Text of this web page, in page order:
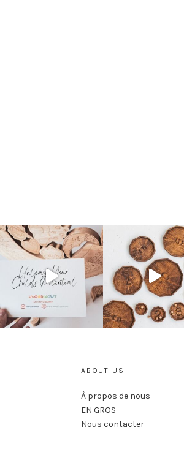
ABOUT US
À propos de nous
EN GROS
Nous contacter